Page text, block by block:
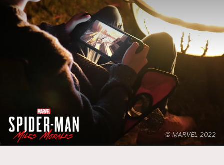
© MARVEL 2022